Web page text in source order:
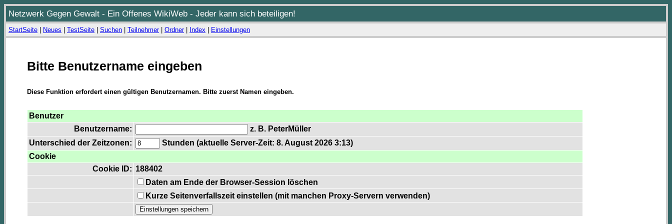
Netzwerk Gegen Gewalt - Ein Offenes WikiWeb - Jeder kann sich beteiligen!
StartSeite Neues TestSeite Suchen Teilnehmer| Ordner| Index Einstellungen
Bitte Benutzername eingeben
Diese Funktion erfordert einen gültigen Benutzernamen. Bitte zuerst Namen eingeben.
Benutzer
Benutzername:
z. B. PeterMüller
Unterschied der Zeitzonen:
Stunden (aktuelle Server-Zeit: 8. August 2026 3:13)
Cookie
Cookie ID: 188402
Daten am Ende der Browser-Session löschen
Kurze Seitenverfallszeit einstellen (mit manchen Proxy-Servern verwenden)